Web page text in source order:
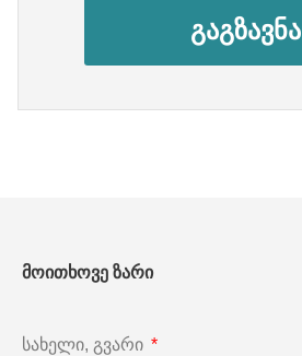
გაგზავნა
მოითხოვე ზარი
სახელი, გვარი